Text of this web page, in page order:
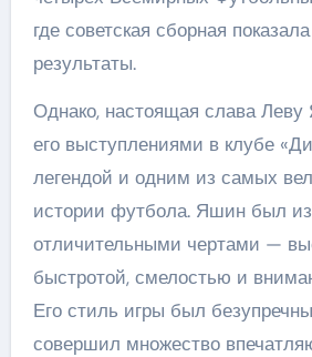
где советская сборная
результаты.
Однако, настоящая слава
его выступлениями в клубе
легендой и одним из самых
истории футбола. Яшин был
отличительными чертами —
быстротой, смелостью и
Его стиль игры был
совершил множество